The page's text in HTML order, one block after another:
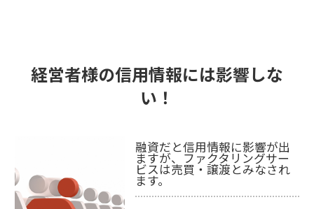
経営者様の信用情報には影響しな
い！
融資だと信用情報に影響が出
ますが、ファクタリングサー
ビスは売買・譲渡とみなされ
ます。